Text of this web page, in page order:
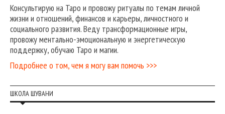
Консультирую на Таро и провожу ритуалы по темам личной
жизни и отношений, финансов и карьеры, личностного и
социального развития. Веду трансформационные игры,
провожу ментально-эмоциональную и энергетическую
поддержку, обучаю Таро и магии.
Подробнее о том, чем я могу вам помочь >>>
ШКОЛА ШУВАНИ